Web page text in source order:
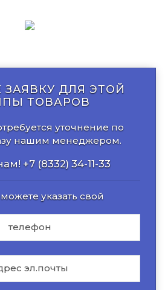
ЗАЯВКУ ДЛЯ ЭТОЙ
ТОВАРОВ
уточнение по
нашим менеджером.
+7 (8332) 34-11-33
указать свой